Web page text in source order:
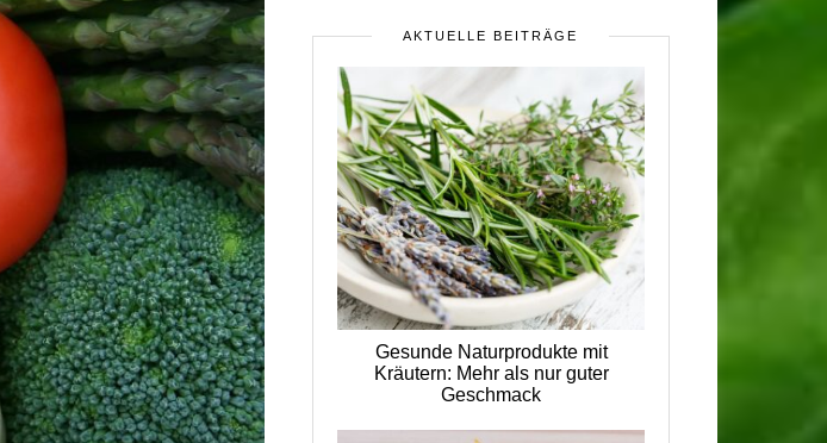
AKTUELLE BEITRÄGE
Gesunde Naturprodukte mit
Kräutern: Mehr als nur guter
Geschmack